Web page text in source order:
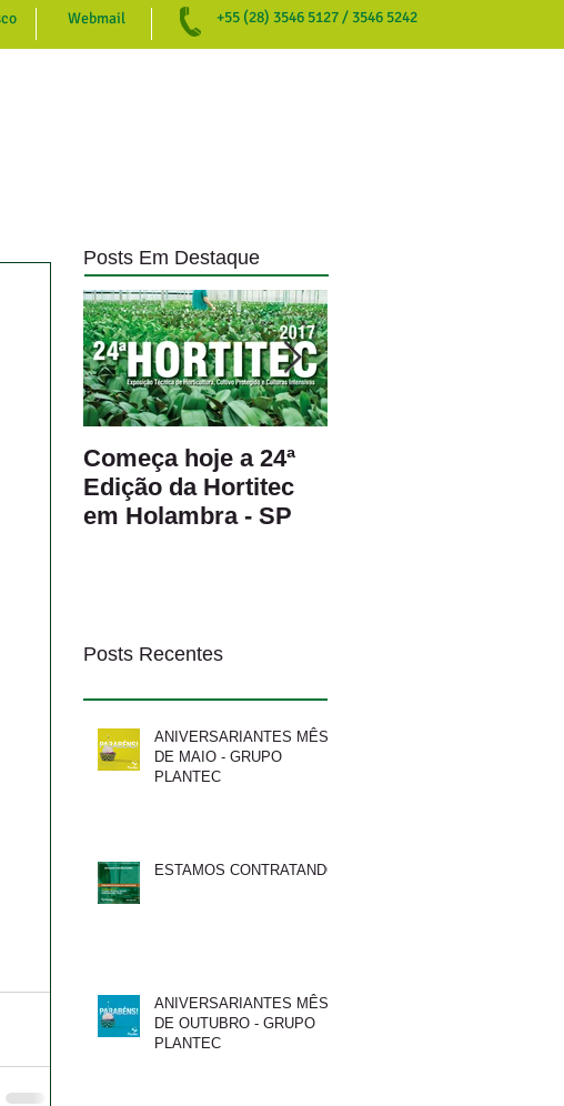
Webmail +55 (28) 3546 5127 / 3546 5242
Posts Em Destaque
Começa hoje a 24ª
Edição da Hortitec
em Holambra - SP
Posts Recentes
ANIVERSARIANTES MÊS
DE MAIO - GRUPO
PLANTEC
ESTAMOS CONTRATANDO
ANIVERSARIANTES MÊS
DE OUTUBRO - GRUPO
PLANTEC